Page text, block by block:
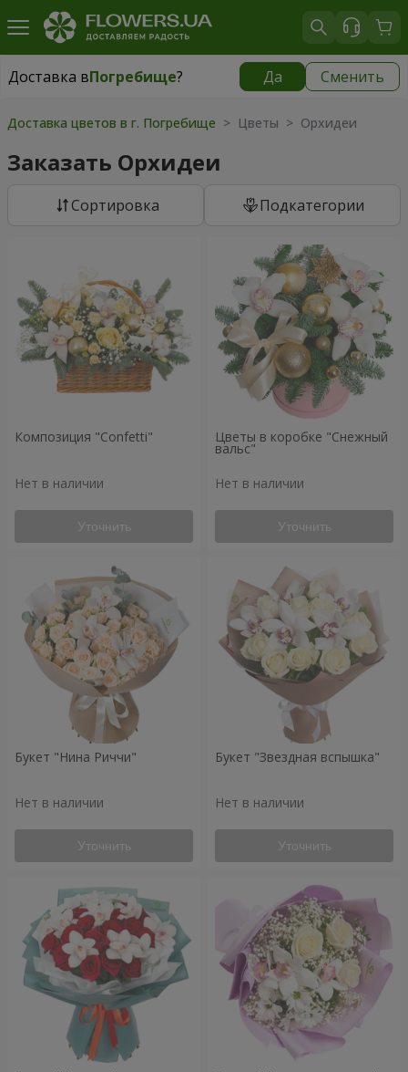
Доставка вПогребище? Да Сменить
Доставка вПогребище|
Доставка цветов в г. Погребище > Цветы > Орхидеи
Заказать Орхидеи
Cортировка Подкатегории
Композиция "Confetti"
Нет в наличии
Уточнить
Цветы в коробке "Снежный
вальс"
Нет в наличии
Уточнить
Букет "Нина Риччи"
Нет в наличии
Уточнить
Букет "Звездная вспышка"
Нет в наличии
Уточнить